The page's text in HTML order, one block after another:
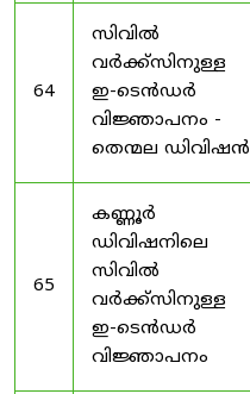
64
സിവിൽ
വർക്ക്സിനുള്ള
ഇ-ടെൻഡർ
വിജ്ഞാപനം -
തെന്മല ഡിവിഷൻ
65
കണ്ണൂർ
ഡിവിഷനിലെ
സിവിൽ
വർക്ക്സിനുള്ള
ഇ-ടെൻഡർ
വിജ്ഞാപനം